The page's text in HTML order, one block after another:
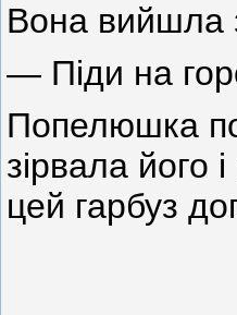
Вона вийшла
— Піди на
Попелюшка
зірвала його
цей гарбуз